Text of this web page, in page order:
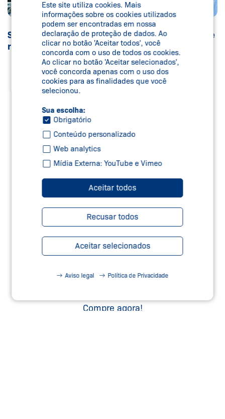
Soluções para cooperação segura entre humanos e
robôs.
SERVIÇOS DE SEGURANÇA –
TEC.NICUM
Saiba Mais
Compre agora!
Este site utiliza cookies. Mais
informações sobre os cookies utilizados
podem ser encontradas em nossa
declaração de proteção de dados. Ao
clicar no botão 'Aceitar todos', você
concorda com o uso de todos os cookies.
Ao clicar no botão 'Aceitar selecionados',
você concorda apenas com o uso dos
cookies para as finalidades que você
selecionou.
Sua escolha:
Obrigatório
Conteúdo personalizado
Web analytics
Mídia Externa: YouTube e Vimeo
Aceitar todos
Recusar todos
Aceitar selecionados
Aviso legal Política de Privacidade